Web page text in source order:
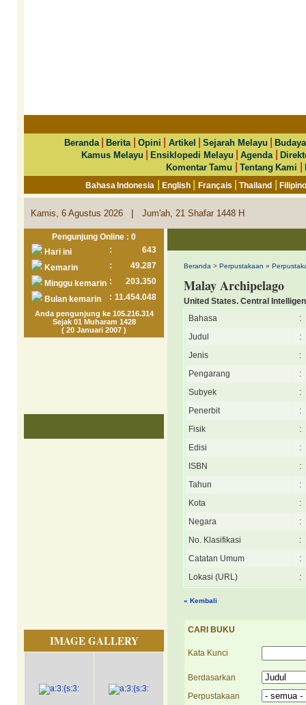
Beranda|Berita Opini Artikel |Sejarah Melayu |
Kamus Melayu
|Ensiklopedi Melayu |Agenda |
Komentar Tamu
|Tentang Kami |
Bahasa Indonesia |English Français |Thailand |
Kamis, 6 Agustus 2026 | Jum'ah, 21 Shafar 1448 H
Pengunjung Online : 0
Hari ini
:
643
Kemarin
:
49.287
Minggu kemarin :
203.350
Bulan kemarin
: 11.454.048
Anda pengunjung ke 105.216.314
Sejak 01 Muharam 1428
( 20 Januari 2007 )
IMAGE GALLERY
Beranda > Perpustakaan »
Malay Archipelago
United States. Central
Bahasa
:
Judul
:
Jenis
:
Pengarang
:
Subyek
:
Penerbit
:
Fisik
:
Edisi
:
ISBN
:
Tahun
:
Kota
:
Negara
:
No. Klasifikasi
:
Catatan Umum
:
Lokasi (URL)
:
« Kembali
CARI BUKU
Kata Kunci
Berdasarkan
Perpustakaan